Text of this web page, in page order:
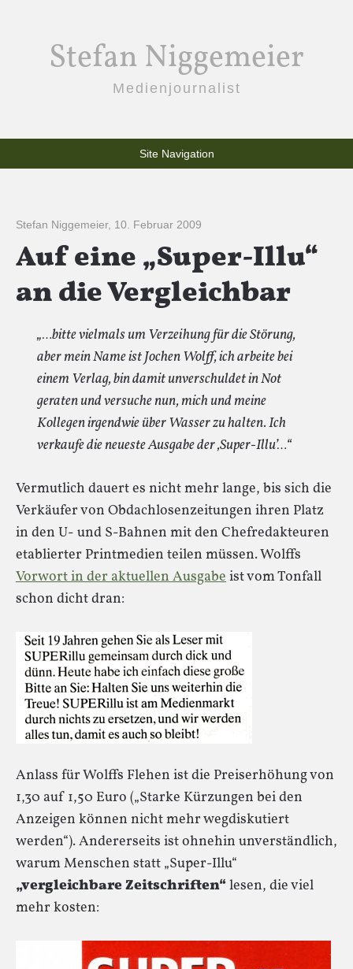
Stefan Niggemeier
Medienjournalist
Site Navigation
Stefan Niggemeier, 10. Februar 2009
Auf eine „Super-Illu“
an die Vergleichbar
„…bitte vielmals um Verzeihung für die Störung,
aber mein Name ist Jochen Wolff, ich arbeite bei
einem Verlag, bin damit unverschuldet in Not
geraten und versuche nun, mich und meine
Kollegen irgendwie über Wasser zu halten. Ich
verkaufe die neueste Ausgabe der ‚Super-Illu’…“
Vermutlich dauert es nicht mehr lange, bis sich die
Verkäufer von Obdachlosenzeitungen ihren Platz
in den U- und S-Bahnen mit den Chefredakteuren
etablierter Printmedien teilen müssen. Wolffs
Vorwort in der aktuellen Ausgabeist vom Tonfall
schon dicht dran:
Anlass für Wolffs Flehen ist die Preiserhöhung von
1,30 auf 1,50 Euro („Starke Kürzungen bei den
Anzeigen können nicht mehr wegdiskutiert
werden“). Andererseits ist ohnehin unverständlich,
warum Menschen statt „Super-Illu“
„vergleichbare Zeitschriften“lesen, die viel
mehr kosten: